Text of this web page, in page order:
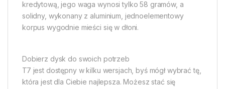
kredytową, jego waga wynosi tylko 58 gramów, a
solidny, wykonany z aluminium, jednoelementowy
korpus wygodnie mieści się w dłoni.
Dobierz dysk do swoich potrzeb
T7 jest dostępny w kilku wersjach, byś mógł wybrać tę,
która jest dla Ciebie najlepsza. Możesz stać się